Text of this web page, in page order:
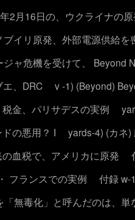
2月16日の、ウクライナの
イリ原発、外部電源供給を
ャ危機を受けて、 Beyond
、DRC
v -1) (Beyond)
金、パリサデスの実例
の悪用？ I
yards-4) (カネ
血税で、アメリカに原発
フランスでの実例
付録 w-
「無毒化」と呼んだのは、